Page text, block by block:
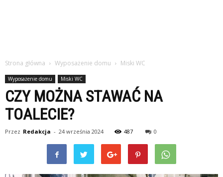
Strona główna Wyposażenie domu Miski WC
Wyposażenie domu Miski WC
CZY MOŻNA STAWAĆ NA
TOALECIE?
Przez Redakcja - 24 września 2024 487 0